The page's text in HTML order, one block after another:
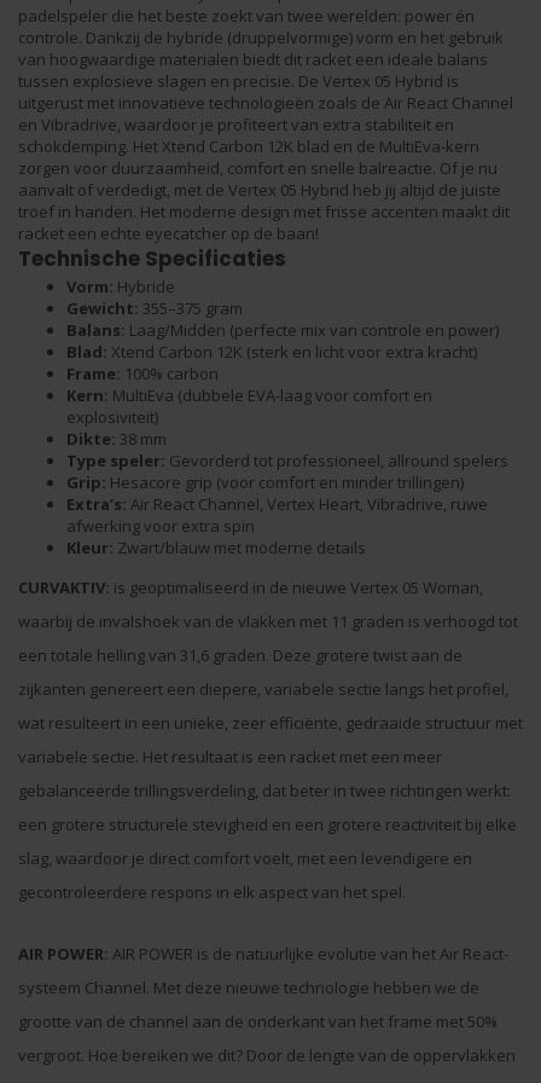
padelspeler die het beste zoekt van twee werelden: power én
controle. Dankzij de hybride (druppelvormige) vorm en het gebruik
van hoogwaardige materialen biedt dit racket een ideale balans
tussen explosieve slagen en precisie. De Vertex 05 Hybrid is
uitgerust met innovatieve technologieën zoals de Air React Channel
en Vibradrive, waardoor je profiteert van extra stabiliteit en
schokdemping. Het Xtend Carbon 12K blad en de MultiEva-kern
zorgen voor duurzaamheid, comfort en snelle balreactie. Of je nu
aanvalt of verdedigt, met de Vertex 05 Hybrid heb jij altijd de juiste
troef in handen. Het moderne design met frisse accenten maakt dit
racket een echte eyecatcher op de baan!
Technische Specificaties
Vorm: Hybride
Gewicht: 355–375 gram
Balans: Laag/Midden (perfecte mix van controle en power)
Blad: Xtend Carbon 12K (sterk en licht voor extra kracht)
Frame: 100% carbon
Kern: MultiEva (dubbele EVA-laag voor comfort en
explosiviteit)
Dikte: 38 mm
Type speler: Gevorderd tot professioneel, allround spelers
Grip: Hesacore grip (voor comfort en minder trillingen)
Extra’s: Air React Channel, Vertex Heart, Vibradrive, ruwe
afwerking voor extra spin
Kleur: Zwart/blauw met moderne details
CURVAKTIV: is geoptimaliseerd in de nieuwe Vertex 05 Woman,
waarbij de invalshoek van de vlakken met 11 graden is verhoogd tot
een totale helling van 31,6 graden. Deze grotere twist aan de
zijkanten genereert een diepere, variabele sectie langs het profiel,
wat resulteert in een unieke, zeer efficiënte, gedraaide structuur met
variabele sectie. Het resultaat is een racket met een meer
gebalanceerde trillingsverdeling, dat beter in twee richtingen werkt:
een grotere structurele stevigheid en een grotere reactiviteit bij elke
slag, waardoor je direct comfort voelt, met een levendigere en
gecontroleerdere respons in elk aspect van het spel.
AIR POWER: AIR POWER is de natuurlijke evolutie van het Air React-
systeem Channel. Met deze nieuwe technologie hebben we de
grootte van de channel aan de onderkant van het frame met 50%
vergroot. Hoe bereiken we dit? Door de lengte van de oppervlakken